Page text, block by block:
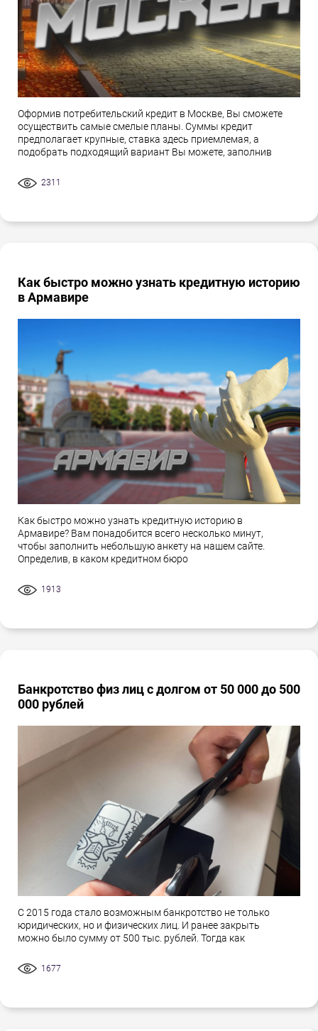
Оформив потребительский кредит в Москве, Вы сможете
осуществить самые смелые планы. Суммы кредит
предполагает крупные, ставка здесь приемлемая, а
подобрать подходящий вариант Вы можете, заполнив
2311
Как быстро можно узнать кредитную историю
в Армавире
Как быстро можно узнать кредитную историю в
Армавире? Вам понадобится всего несколько минут,
чтобы заполнить небольшую анкету на нашем сайте.
Определив, в каком кредитном бюро
1913
Банкротство физ лиц с долгом от 50 000 до 500
000 рублей
С 2015 года стало возможным банкротство не только
юридических, но и физических лиц. И ранее закрыть
можно было сумму от 500 тыс. рублей. Тогда как
1677